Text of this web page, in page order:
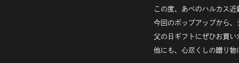
この度、あべのハルカス近
今回のポップアップから、
父の日ギフトにぜひお買い
他にも、心尽くしの贈り物